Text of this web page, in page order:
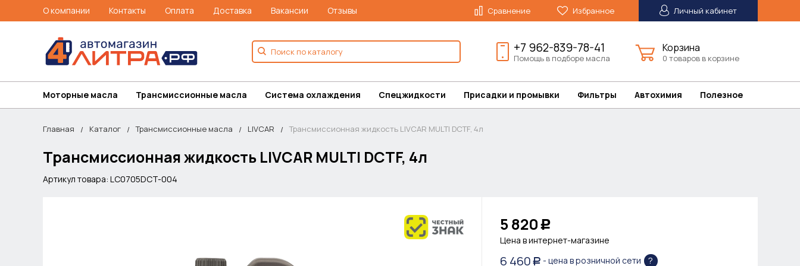
О компании Контакты Оплата Доставка Вакансии Отзывы Сравнение Избранное Личный кабинет
+7 962-839-78-41
Помощь в подборе масла
Корзина
0 товаров в корзине
Моторные масла Трансмиссионные масла Система охлаждения Спецжидкости Присадки и промывки Фильтры Автохимия Полезное
Главная Каталог Трансмиссионные масла LIVCAR Трансмиссионная жидкость LIVCAR MULTI DCTF, 4л
Трансмиссионная жидкость LIVCAR MULTI DCTF, 4л
Артикул товара: LC0705DCT-004
5 820 Р
Цена в интернет-магазине
6 460 Р - цена в розничной сети ?